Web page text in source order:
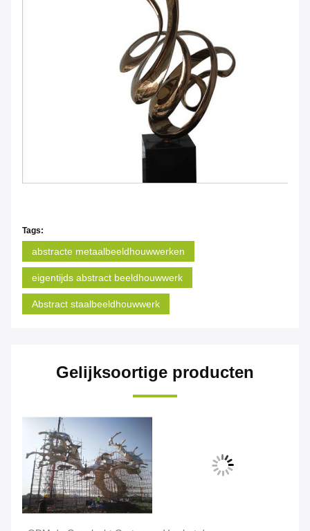
Tags:
abstracte metaalbeeldhouwwerken
eigentijds abstract beeldhouwwerk
Abstract staalbeeldhouwwerk
Gelijksoortige producten